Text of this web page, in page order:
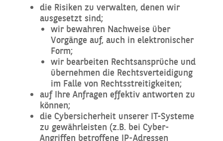
die Risiken zu verwalten, denen wir
ausgesetzt sind;
wir bewahren Nachweise über
Vorgänge auf, auch in elektronischer
Form;
wir bearbeiten Rechtsansprüche und
übernehmen die Rechtsverteidigung
im Falle von Rechtsstreitigkeiten;
auf Ihre Anfragen effektiv antworten zu
können;
die Cybersicherheit unserer IT-Systeme
zu gewährleisten (z.B. bei Cyber-
Angriffen betroffene IP-Adressen